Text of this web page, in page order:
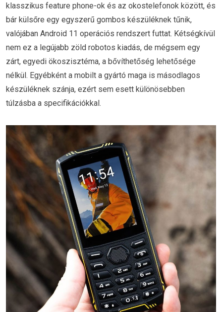
klasszikus feature phone-ok és az okostelefonok között, és
bár külsőre egy egyszerű gombos készüléknek tűnik,
valójában Android 11 operációs rendszert futtat. Kétségkívül
nem ez a legújabb zöld robotos kiadás, de mégsem egy
zárt, egyedi ökoszisztéma, a bővíthetőség lehetősége
nélkül. Egyébként a mobilt a gyártó maga is másodlagos
készüléknek szánja, ezért sem esett különösebben
túlzásba a specifikációkkal.